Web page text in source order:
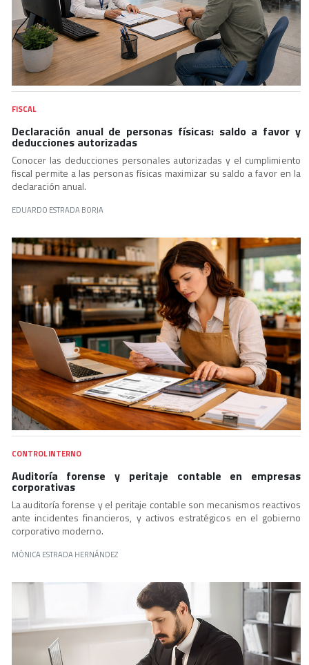
FISCAL
Declaración anual de personas físicas: saldo a favor y
deducciones autorizadas
Conocer las deducciones personales autorizadas y el cumplimiento
fiscal permite a las personas físicas maximizar su saldo a favor en la
declaración anual.
EDUARDO ESTRADA BORJA
CONTROL INTERNO
Auditoría forense y peritaje contable en empresas
corporativas
La auditoría forense y el peritaje contable son mecanismos reactivos
ante incidentes financieros, y activos estratégicos en el gobierno
corporativo moderno.
MÓNICA ESTRADA HERNÁNDEZ